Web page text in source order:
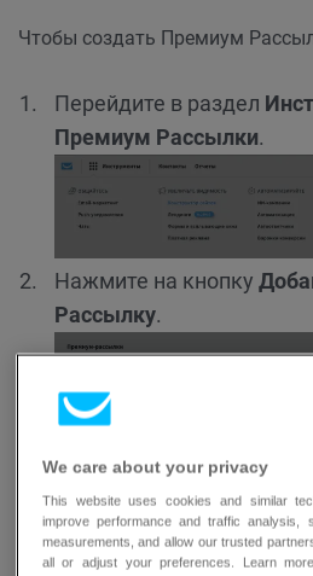
Чтобы создать Премиум
Перейдите в раздел
Премиум Рассылки.
Нажмите на кнопку
Рассылку.
Дайте название своей
We care about your privacy
This website uses cookies and similar
improve performance and traffic analysis,
measurements, and allow our trusted
all or adjust your preferences. Learn